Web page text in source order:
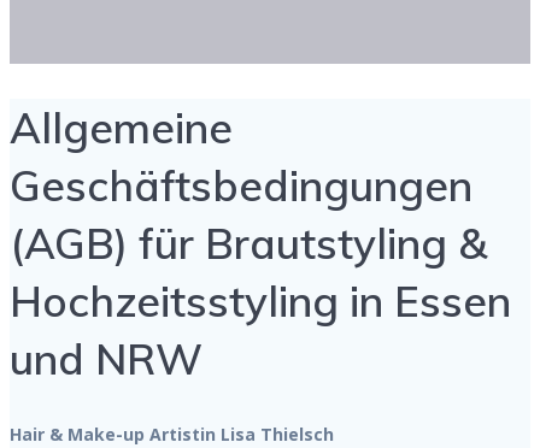
Allgemeine
Geschäftsbedingungen
(AGB) für Brautstyling &
Hochzeitsstyling in Essen
und NRW
Hair & Make-up Artistin Lisa Thielsch